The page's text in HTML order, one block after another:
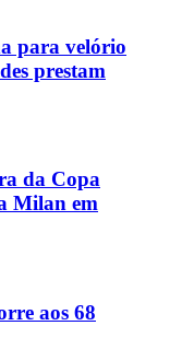
para velório
prestam
da Copa
Milan em
aos 68